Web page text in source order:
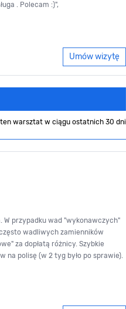
. Polecam :)",
Umów wizytę
warsztat w ciągu ostatnich 30 dni
W przypadku wad "wykonawczych"
wadliwych zamienników
za dopłatą różnicy. Szybkie
na polisę (w 2 tyg było po sprawie).